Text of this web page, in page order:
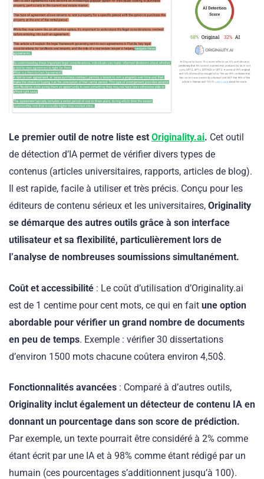
Le premier outil de notre liste est Originality.ai. Cet outil
de détection d’IA permet de vérifier divers types de
contenus (articles universitaires, rapports, articles de blog).
Il est rapide, facile à utiliser et très précis. Conçu pour les
éditeurs de contenu sérieux et les universitaires, Originality
se démarque des autres outils grâce à son interface
utilisateur et sa flexibilité, particulièrement lors de
l’analyse de nombreuses soumissions simultanément.
Coût et accessibilité : Le coût d’utilisation d’Originality.ai
est de 1 centime pour cent mots, ce qui en fait une option
abordable pour vérifier un grand nombre de documents
en peu de temps. Exemple : vérifier 30 dissertations
d’environ 1500 mots chacune coûtera environ 4,50$.
Fonctionnalités avancées : Comparé à d’autres outils,
Originality inclut également un détecteur de contenu IA en
donnant un pourcentage dans son score de prédiction.
Par exemple, un texte pourrait être considéré à 2% comme
étant écrit par une IA et à 98% comme étant rédigé par un
humain (ces pourcentages s’additionnent jusqu’à 100).